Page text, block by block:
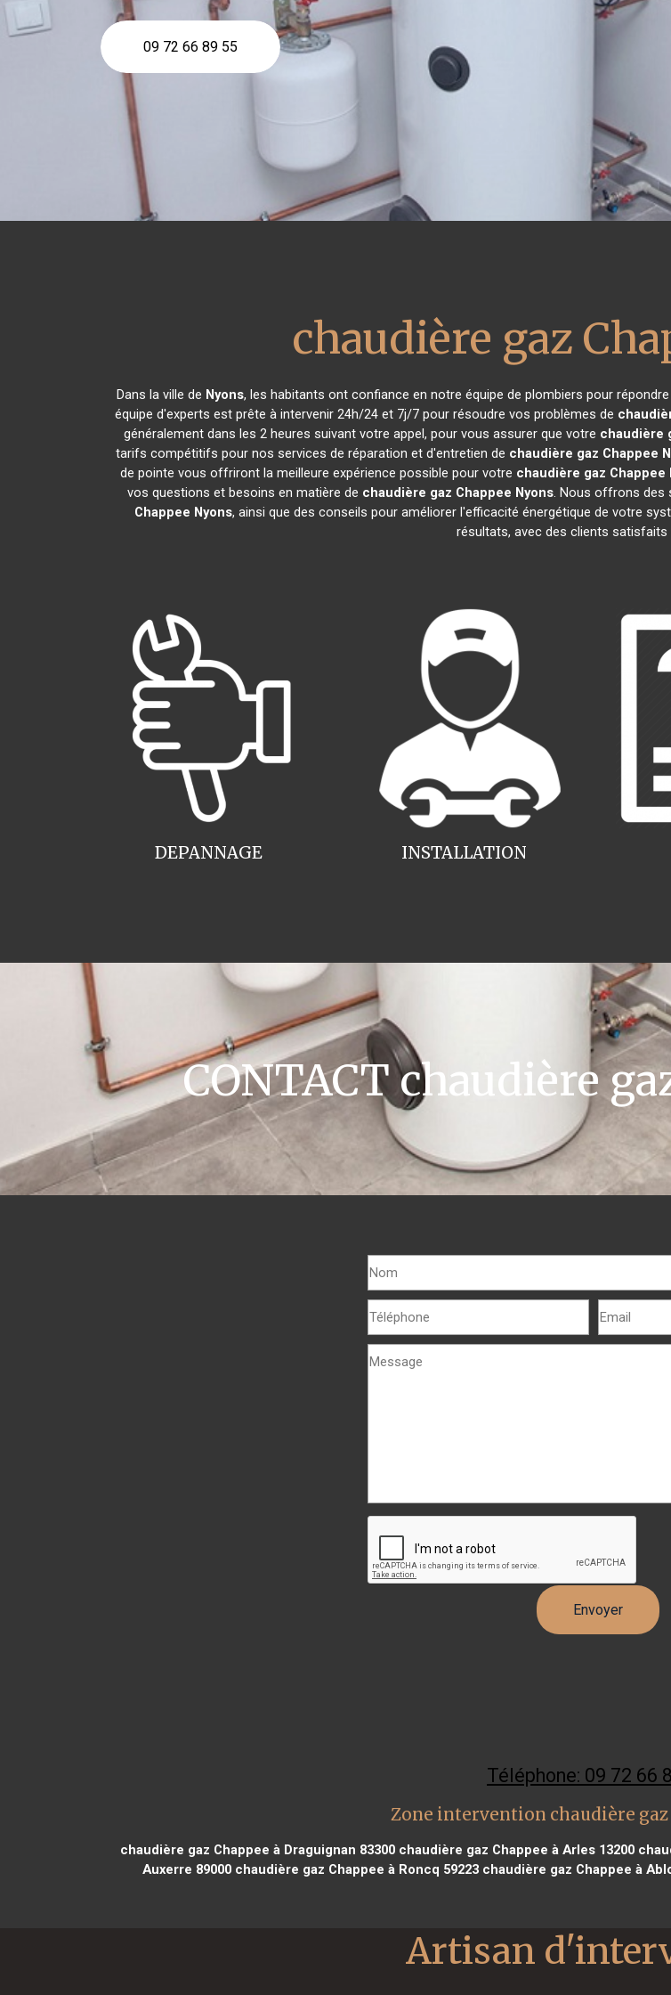
09 72 66 89 55
chaudière gaz
Dans la ville de Nyons, les habitants ont confiance en notre équipe de plombiers pour
équipe d'experts est prête à intervenir 24h/24 et 7j/7 pour résoudre vos problèmes de
généralement dans les 2 heures suivant votre appel, pour vous assurer que votre chaudière
tarifs compétitifs pour nos services de réparation et d'entretien de chaudière gaz Chappee
de pointe vous offriront la meilleure expérience possible pour votre chaudière gaz Chappee
vos questions et besoins en matière de chaudière gaz Chappee Nyons. Nous offrons des
Chappee Nyons, ainsi que des conseils pour améliorer l'efficacité énergétique de votre
résultats, avec des clients
INSTALLATION
DEPANNAGE
CONTACT chaudière
Téléphone: 09 72 66
Zone intervention chaudière gaz
chaudière gaz Chappee à Draguignan 83300 chaudière gaz Chappee à Arles 13200
Auxerre 89000chaudière gaz Chappee à Roncq 59223chaudière gaz Chappee à
Artisan